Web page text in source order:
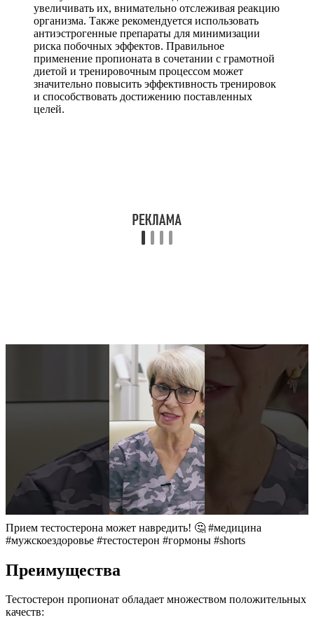
увеличивать их, внимательно отслеживая реакцию
организма. Также рекомендуется использовать
антиэстрогенные препараты для минимизации
риска побочных эффектов. Правильное
применение пропионата в сочетании с грамотной
диетой и тренировочным процессом может
значительно повысить эффективность тренировок
и способствовать достижению поставленных
целей.
Прием тестостерона может навредить! 🤔 #медицина
#мужскоездоровье #тестостерон #гормоны #shorts
Преимущества
Тестостерон пропионат обладает множеством положительных
качеств: